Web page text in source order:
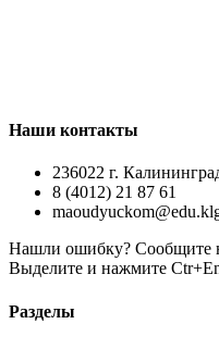
Наши контакты
236022 г.
8 (4012) 21 87 61
Нашли ошибку? Сообщите
Выделите и нажмите
Разделы